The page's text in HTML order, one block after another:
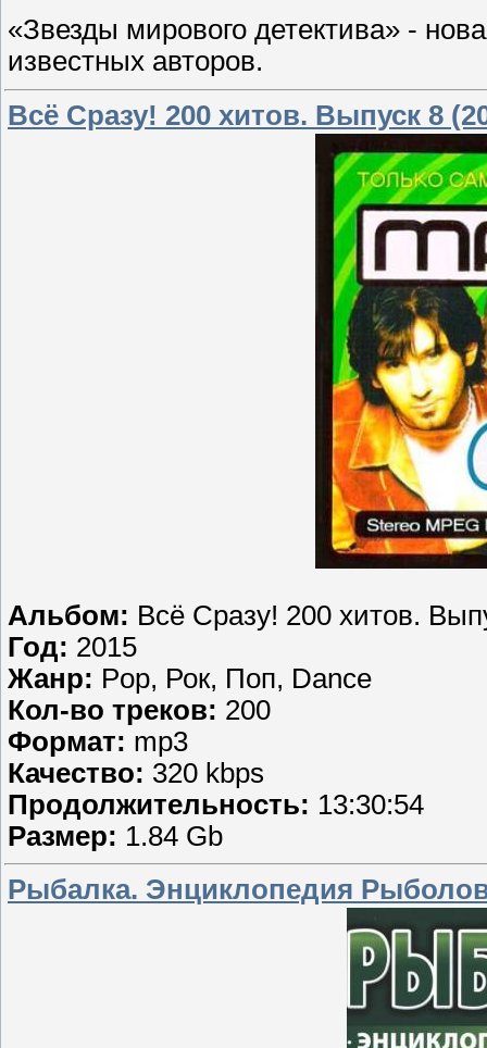
«Звезды мирового детектива» -
известных авторов.
Всё Cразу! 200 хитов. Выпуск 8
Альбом: Всё Cразу! 200 хитов.
Год: 2015
Жанр: Pop, Рок, Поп, Dance
Кол-во треков: 200
Формат: mp3
Качество: 320 kbps
Продолжительность: 13:30:54
Размер: 1.84 Gb
Рыбалка. Энциклопедия